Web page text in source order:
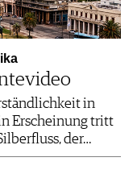
in
Erscheinung tritt
der…